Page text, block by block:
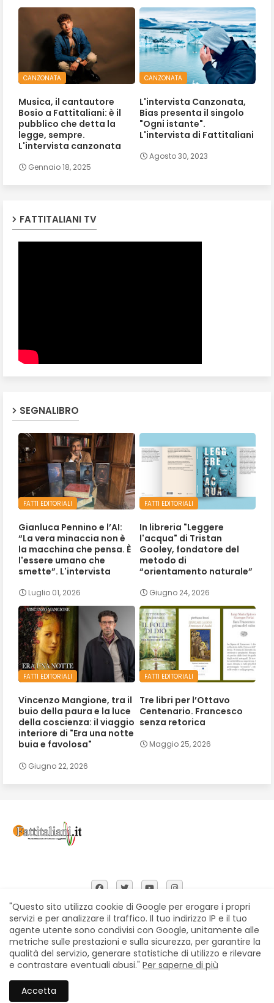
CANZONATA
Musica, il cantautore
Bosio a Fattitaliani: è il
pubblico che detta la
legge, sempre.
L'intervista canzonata
Gennaio 18, 2025
CANZONATA
L'intervista Canzonata,
Bias presenta il singolo
"Ogni istante".
L'intervista di Fattitaliani
Agosto 30, 2023
FATTITALIANI TV
SEGNALIBRO
FATTI EDITORIALI
Gianluca Pennino e l’AI:
“La vera minaccia non è
la macchina che pensa. È
l'essere umano che
smette”. L'intervista
Luglio 01, 2026
FATTI EDITORIALI
In libreria "Leggere
l'acqua" di Tristan
Gooley, fondatore del
metodo di
“orientamento naturale”
Giugno 24, 2026
FATTI EDITORIALI
Vincenzo Mangione, tra il
buio della paura e la luce
della coscienza: il viaggio
interiore di "Era una notte
buia e favolosa"
Giugno 22, 2026
FATTI EDITORIALI
Tre libri per l’Ottavo
Centenario. Francesco
senza retorica
Maggio 25, 2026
Home Chi siamo Contatti
Privacy Policy
Segnalazioni
All Right Reserved Copyright © Fattitaliani
"Questo sito utilizza cookie di Google per erogare i propri
servizi e per analizzare il traffico. Il tuo indirizzo IP e il tuo
agente utente sono condivisi con Google, unitamente alle
metriche sulle prestazioni e sulla sicurezza, per garantire la
qualità del servizio, generare statistiche di utilizzo e rilevare
e contrastare eventuali abusi." Per saperne di più
Accetta